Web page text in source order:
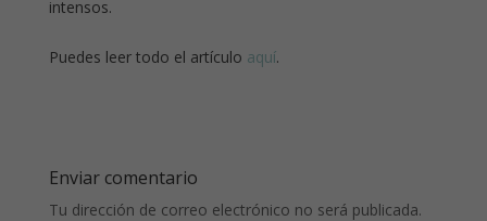
intensos.
Puedes leer todo el artículo aquí.
Enviar comentario
Tu dirección de correo electrónico no será publicada.